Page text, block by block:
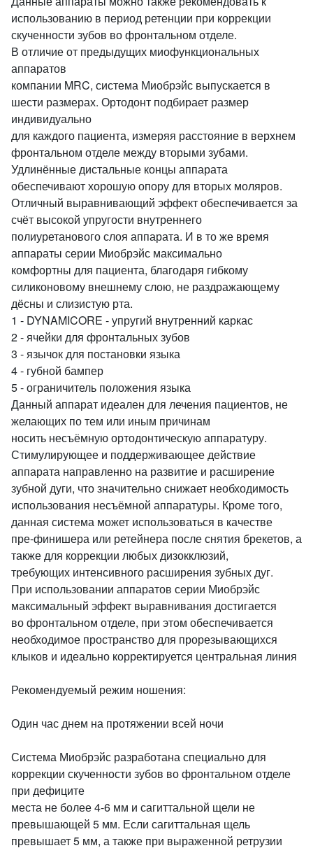
использованию в период ретенции при коррекции
скученности зубов во фронтальном отделе.
В отличие от предыдущих миофункциональных
аппаратов
компании MRC, система Миобрэйс выпускается в
шести размерах. Ортодонт подбирает размер
индивидуально
для каждого пациента, измеряя расстояние в верхнем
фронтальном отделе между вторыми зубами.
Удлинённые дистальные концы аппарата
обеспечивают хорошую опору для вторых моляров.
Отличный выравнивающий эффект обеспечивается за
счёт высокой упругости внутреннего
полиуретанового слоя аппарата. И в то же время
аппараты серии Миобрэйс максимально
комфортны для пациента, благодаря гибкому
силиконовому внешнему слою, не раздражающему
дёсны и слизистую рта.
1 - DYNAMICORE - упругий внутренний каркас
2 - ячейки для фронтальных зубов
3 - язычок для постановки языка
4 - губной бампер
5 - ограничитель положения языка
Данный аппарат идеален для лечения пациентов, не
желающих по тем или иным причинам
носить несъёмную ортодонтическую аппаратуру.
Стимулирующее и поддерживающее действие
аппарата направленно на развитие и расширение
зубной дуги, что значительно снижает необходимость
использования несъёмной аппаратуры. Кроме того,
данная система может использоваться в качестве
пре-финишера или ретейнера после снятия брекетов, а
также для коррекции любых дизокклюзий,
требующих интенсивного расширения зубных дуг.
При использовании аппаратов серии Миобрэйс
максимальный эффект выравнивания достигается
во фронтальном отделе, при этом обеспечивается
необходимое пространство для прорезывающихся
клыков и идеально корректируется центральная линия
Рекомендуемый режим ношения:
Один час днем на протяжении всей ночи
Система Миобрэйс разработана специально для
коррекции скученности зубов во фронтальном отделе
при дефиците
места не более 4-6 мм и сагиттальной щели не
превышающей 5 мм. Если сагиттальная щель
превышает 5 мм, а также при выраженной ретрузии